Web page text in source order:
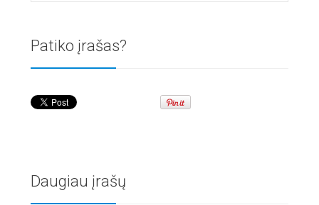
Patiko įrašas?
Daugiau įrašų